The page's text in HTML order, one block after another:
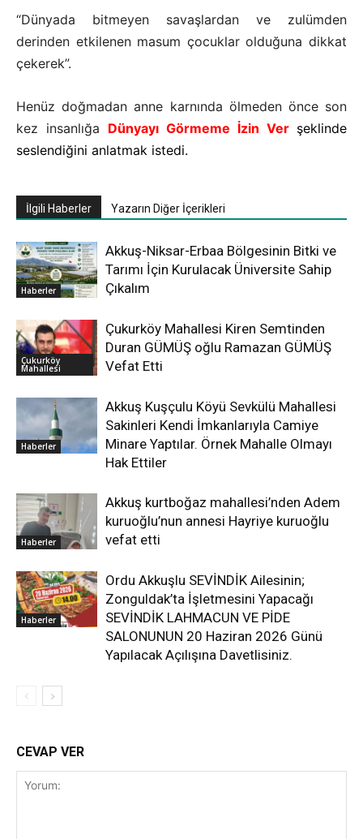
“Dünyada bitmeyen savaşlardan ve zulümden
derinden etkilenen masum çocuklar olduğuna dikkat
çekerek”.
Henüz doğmadan anne karnında ölmeden önce son
kez insanlığa Dünyayı Görmeme İzin Ver şeklinde
seslendiğini anlatmak istedi.
İlgili Haberler Yazarın Diğer İçerikleri
Haberler
Akkuş-Niksar-Erbaa Bölgesinin Bitki ve
Tarımı İçin Kurulacak Üniversite Sahip
Çıkalım
Çukurköy
Mahallesi
Çukurköy Mahallesi Kiren Semtinden
Duran GÜMÜŞ oğlu Ramazan GÜMÜŞ
Vefat Etti
Haberler
Akkuş Kuşçulu Köyü Sevkülü Mahallesi
Sakinleri Kendi İmkanlarıyla Camiye
Minare Yaptılar. Örnek Mahalle Olmayı
Hak Ettiler
Haberler
Akkuş kurtboğaz mahallesi’nden Adem
kuruoğlu’nun annesi Hayriye kuruoğlu
vefat etti
Haberler
Ordu Akkuşlu SEVİNDİK Ailesinin;
Zonguldak’ta İşletmesini Yapacağı
SEVİNDİK LAHMACUN VE PİDE
SALONUNUN 20 Haziran 2026 Günü
Yapılacak Açılışına Davetlisiniz.
CEVAP VER